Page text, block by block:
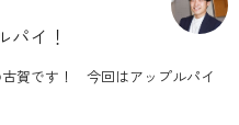
イ！
賀です！ 今回はアップルパイ